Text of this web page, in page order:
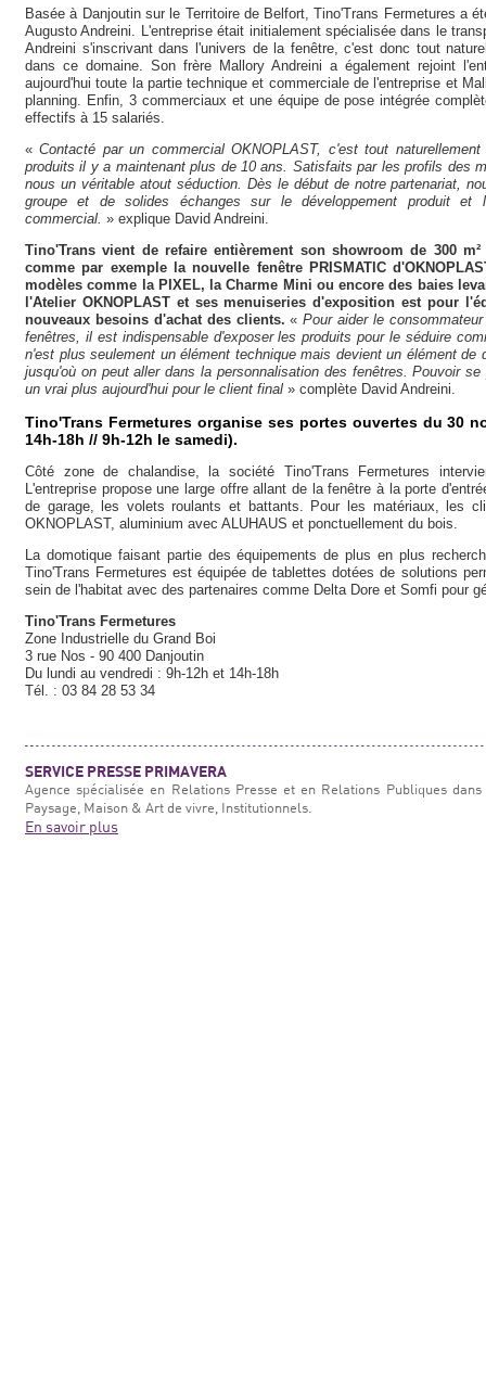
Basée à Danjoutin sur le Territoire de Belfort, Tino'Trans Fermetures a
Augusto Andreini. L'entreprise était initialement spécialisée dans le
Andreini s'inscrivant dans l'univers de la fenêtre, c'est donc tout
dans ce domaine. Son frère Mallory Andreini a également rejoint
aujourd'hui toute la partie technique et commerciale de l'entreprise et
planning. Enfin, 3 commerciaux et une équipe de pose intégrée
effectifs à 15 salariés.
«Contacté par un commercial OKNOPLAST, c'est tout
produits il y a maintenant plus de 10 ans. Satisfaits par les profils des
nous un véritable atout séduction. Dès le début de notre partenariat,
groupe et de solides échanges sur le développement produit et
commercial. » explique David Andreini.
Tino'Trans vient de refaire entièrement son showroom de 300
comme par exemple la nouvelle fenêtre PRISMATIC
modèles comme la PIXEL, la Charme Mini ou encore des baies
l'Atelier OKNOPLAST et ses menuiseries d'exposition est pour
nouveaux besoins d'achat des clients.«Pour aider le
fenêtres, il est indispensable d'exposer les produits pour le séduire
n'est plus seulement un élément technique mais devient un élément de
jusqu'où on peut aller dans la personnalisation des fenêtres. Pouvoir
un vrai plus aujourd'hui pour le client final » complète David Andreini.
Tino'Trans Fermetures organise ses portes ouvertes du 30
14h-18h // 9h-12h le samedi).
Côté zone de chalandise, la société Tino'Trans Fermetures
L'entreprise propose une large offre allant de la fenêtre à la porte
de garage, les volets roulants et battants. Pour les matériaux, les
OKNOPLAST, aluminium avec ALUHAUS et ponctuellement du bois.
La domotique faisant partie des équipements de plus en plus
Tino'Trans Fermetures est équipée de tablettes dotées de solutions
sein de l'habitat avec des partenaires comme Delta Dore et Somfi pour
Tino'Trans Fermetures
Zone Industrielle du Grand Boi
3 rue Nos - 90 400 Danjoutin
Du lundi au vendredi : 9h-12h et 14h-18h
Tél. : 03 84 28 53 34
SERVICE PRESSE PRIMAVERA
Agence spécialisée en Relations Presse et en Relations Publiques
Paysage, Maison & Art de vivre, Institutionnels.
En savoir plus